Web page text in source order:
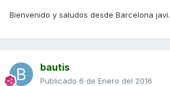
Bienvenido y saludos desde Barcelona javi.
bautis
Publicado 6 de Enero del 2016